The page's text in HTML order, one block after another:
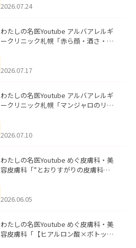
た。
2026.07.24
わたしの名医Youtube アルバアレルギ
ークリニック札幌「赤ら顔・酒さ・ニ
した。
2026.07.17
わたしの名医Youtube アルバアレルギ
ークリニック札幌「マンジャロのリア
た。
2026.07.10
わたしの名医Youtube めぐ皮膚科・美
容皮膚科「”とおりすがりの皮膚科
2026.06.05
わたしの名医Youtube めぐ皮膚科・美
容皮膚科「【ヒアルロン酸×ボトック